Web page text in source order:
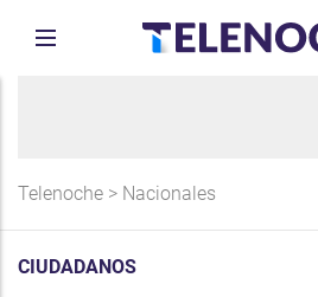
Telenoche > Nacionales
CIUDADANOS